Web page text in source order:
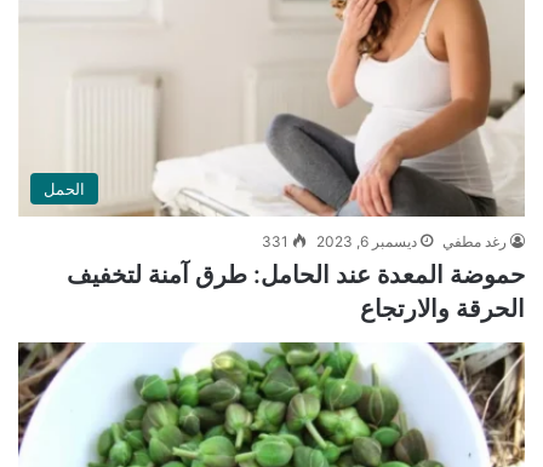
الحمل
رغد مطفي ديسمبر 6, 2023 331
حموضة المعدة عند الحامل: طرق آمنة لتخفيف
الحرقة والارتجاع